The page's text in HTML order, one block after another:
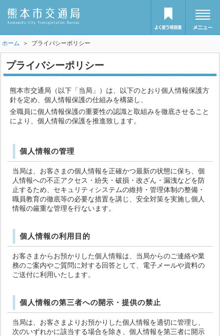
ホーム ＞ プライバシーポリシー
プライバシーポリシー
熊本市交通局（以下「当局」）は、以下のとおり個人情報保護方
針を定め、個人情報保護の仕組みを構築し、
全職員に個人情報保護の重要性の認識と取組みを徹底させること
により、個人情報の保護を推進致します。
個人情報の管理
当局は、お客さまの個人情報を正確かつ最新の状態に保ち、個
人情報への不正アクセス・紛失・破損・改ざん・漏洩などを防
止するため、セキュリティシステムの維持・管理体制の整備・
職員教育の徹底等の必要な措置を講じ、安全対策を実施し個人
情報の厳重な管理を行ないます。
個人情報の利用目的
お客さまからお預かりした個人情報は、当局からのご連絡や業
務のご案内やご質問に対する回答として、電子メールや資料の
ご送付に利用いたします。
個人情報の第三者への開示・提供の禁止
当局は、お客さまよりお預かりした個人情報を適切に管理し、
次のいずれかに該当する場合を除き、個人情報を第三者に開示